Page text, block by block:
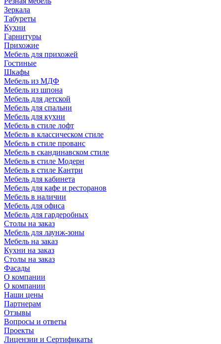
Зеркала
Табуреты
Кухни
Гарнитуры
Прихожие
Мебель для прихожей
Гостиные
Шкафы
Мебель из МДФ
Мебель из шпона
Мебель для детской
Мебель для спальни
Мебель для кухни
Мебель в стиле лофт
Мебель в классическом стиле
Мебель в стиле прованс
Мебель в скандинавском стиле
Мебель в стиле Модерн
Мебель в стиле Кантри
Мебель для кабинета
Мебель для кафе и ресторанов
Мебель в наличии
Мебель для офиса
Мебель для гардеробных
Столы на заказ
Мебель для лаунж-зоны
Мебель на заказ
Кухни на заказ
Столы на заказ
Фасады
О компании
О компании
Наши цены
Партнерам
Отзывы
Вопросы и ответы
Проекты
Лицензии и Сертификаты